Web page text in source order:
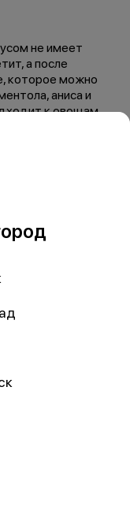
не имеет
а после
которое можно
аниса и
к овощам,